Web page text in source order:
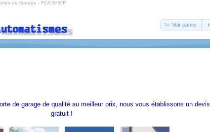
de Garage - FCA SHOP
Voir panier
de garage de qualité au meilleur prix, nous vous établissons un devis
gratuit !